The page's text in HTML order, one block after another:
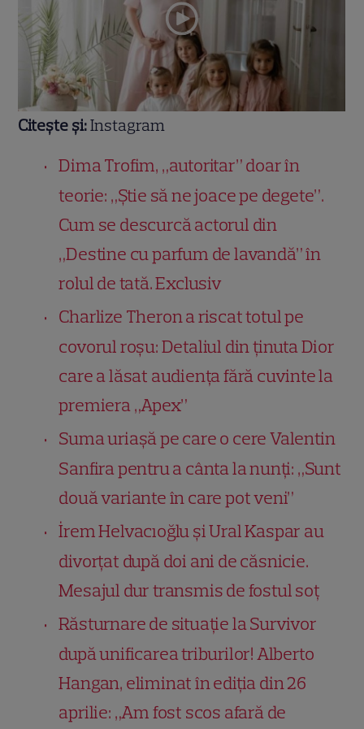
Citește și:Instagram
Dima Trofim, „autoritar” doar în
teorie: „Știe să ne joace pe degete”.
Cum se descurcă actorul din
„Destine cu parfum de lavandă” în
rolul de tată. Exclusiv
Charlize Theron a riscat totul pe
covorul roșu: Detaliul din ținuta Dior
care a lăsat audiența fără cuvinte la
premiera „Apex”
Suma uriașă pe care o cere Valentin
Sanfira pentru a cânta la nunți: „Sunt
două variante în care pot veni”
İrem Helvacıoğlu și Ural Kaspar au
divorțat după doi ani de căsnicie.
Mesajul dur transmis de fostul soț
Răsturnare de situație la Survivor
după unificarea triburilor! Alberto
Hangan, eliminat în ediția din 26
aprilie: „Am fost scos afară de